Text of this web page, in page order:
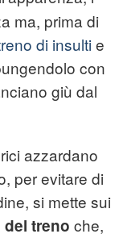
ma, prima di
di insultie
con
giù dal
azzardano
per evitare di
si mette sui
treno che,